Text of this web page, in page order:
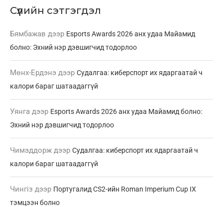
Сүүлийн сэтгэгдэл
Бямбажав дээр Esports Awards 2026 анх удаа Майамид
болно: Эхний нэр дэвшигчид тодорлоо
Мөнх-Ердэнэ дээр Судалгаа: киберспорт их ядаргаатай ч
калори бараг шатаадаггүй
Уянга дээр Esports Awards 2026 анх удаа Майамид болно:
Эхний нэр дэвшигчид тодорлоо
Чимэддорж дээр Судалгаа: киберспорт их ядаргаатай ч
калори бараг шатаадаггүй
Чингіз дээр Португалид CS2-ийн Roman Imperium Cup IX
тэмцээн болно